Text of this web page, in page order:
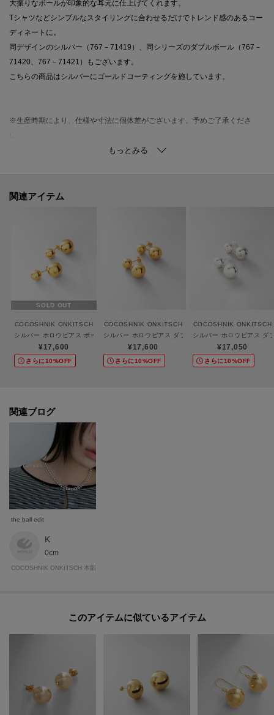
大振りなボールが印象的な耳元に仕上げてくれます。
Tシャツなどシンプルなスタイリングに合わせるだけでトレンド感のあるコー
ディネートに。
同デザインのシルバー（767－71419）、同シリーズのダブルボール（767－
71420、767－71421）もございます。
こちらの商品はシルバーにゴールドコーティングを施しています。
※生産時期により、仕様や寸法に個体差がございます。予めご了承くださ
※照明の関係により、実際よりも色味が違って見える場合があります。ま
ご購入商品の修理について
ココシュニックの商品はジュエリーの為、通常のお直しセンターでの修理の
対応ができません。
お修理内容によっては有償の場合やお受けできない場合もございます。
【プレオーダー商品をご注文時の注意点】
◆お届け予定について
工場の生産の都合上、お届け予定が変更になる場合がございます。
発送日の前後については予めご了承ください。
◆商品画像・商品情報について
実際の商品と仕様、加工、サイズ、素材等が若干異なる場合がございます。
取り扱い方法に関して商品に付いている洗濯ネーム・注意下げ札をご確認く
◆注文取り消し・返品が可能です。商品着荷後の返品も可能です。（ただし
カートグループについてはこちら
関連アイテム
SOLD OUT
COCOSHNIK ONKITSCH
シルバー ホロウピアス ボール フロントバック GP
¥17,600
さらに10%OFF
COCOSHNIK ONKITSCH
シルバー ホロウピアス ダブルボール GP
¥17,600
さらに10%OFF
COCOSHNIK ONKITSCH
シルバー ホロウピアス ダ
¥17,050
さらに10%OFF
関連ブログ
the ball edit
K
0cm
COCOSHNIK ONKITSCH 本部
このアイテムに似ているアイテム